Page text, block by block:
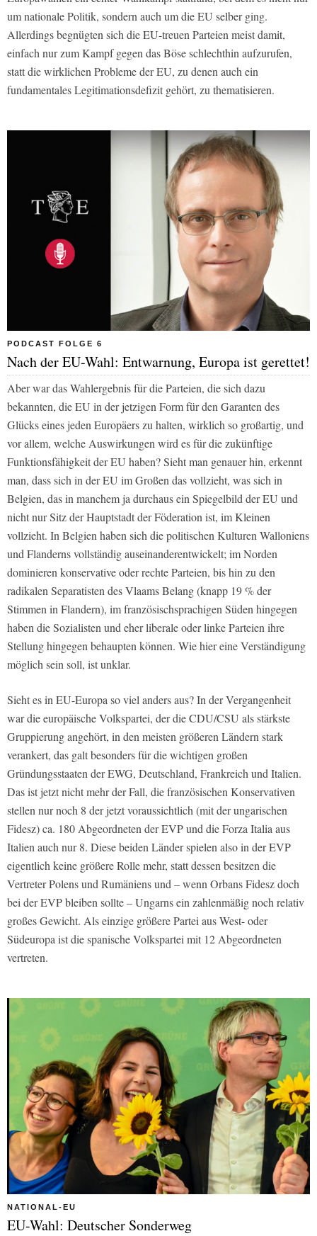
um nationale Politik, sondern auch um die EU selber ging.
Allerdings begnügten sich die EU-treuen Parteien meist damit,
einfach nur zum Kampf gegen das Böse schlechthin aufzurufen,
statt die wirklichen Probleme der EU, zu denen auch ein
fundamentales Legitimationsdefizit gehört, zu thematisieren.
PODCAST FOLGE 6
Nach der EU-Wahl: Entwarnung, Europa ist gerettet!
Aber war das Wahlergebnis für die Parteien, die sich dazu
bekannten, die EU in der jetzigen Form für den Garanten des
Glücks eines jeden Europäers zu halten, wirklich so großartig, und
vor allem, welche Auswirkungen wird es für die zukünftige
Funktionsfähigkeit der EU haben? Sieht man genauer hin, erkennt
man, dass sich in der EU im Großen das vollzieht, was sich in
Belgien, das in manchem ja durchaus ein Spiegelbild der EU und
nicht nur Sitz der Hauptstadt der Föderation ist, im Kleinen
vollzieht. In Belgien haben sich die politischen Kulturen Walloniens
und Flanderns vollständig auseinanderentwickelt; im Norden
dominieren konservative oder rechte Parteien, bis hin zu den
radikalen Separatisten des Vlaams Belang (knapp 19 % der
Stimmen in Flandern), im französischsprachigen Süden hingegen
haben die Sozialisten und eher liberale oder linke Parteien ihre
Stellung hingegen behaupten können. Wie hier eine Verständigung
möglich sein soll, ist unklar.
Sieht es in EU-Europa so viel anders aus? In der Vergangenheit
war die europäische Volkspartei, der die CDU/CSU als stärkste
Gruppierung angehört, in den meisten größeren Ländern stark
verankert, das galt besonders für die wichtigen großen
Gründungsstaaten der EWG, Deutschland, Frankreich und Italien.
Das ist jetzt nicht mehr der Fall, die französischen Konservativen
stellen nur noch 8 der jetzt voraussichtlich (mit der ungarischen
Fidesz) ca. 180 Abgeordneten der EVP und die Forza Italia aus
Italien auch nur 8. Diese beiden Länder spielen also in der EVP
eigentlich keine größere Rolle mehr, statt dessen besitzen die
Vertreter Polens und Rumäniens und – wenn Orbans Fidesz doch
bei der EVP bleiben sollte – Ungarns ein zahlenmäßig noch relativ
großes Gewicht. Als einzige größere Partei aus West- oder
Südeuropa ist die spanische Volkspartei mit 12 Abgeordneten
vertreten.
NATIONAL-EU
EU-Wahl: Deutscher Sonderweg